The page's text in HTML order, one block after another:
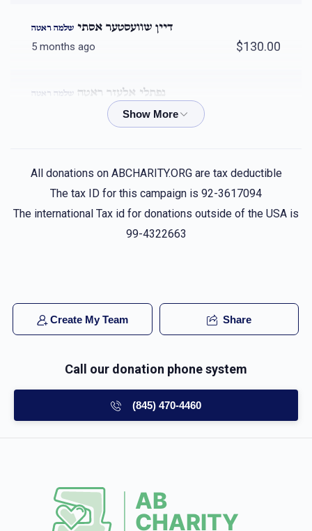
דיין שוועסטער אסתי שלמה ראטה
5 months ago $130.00
נפתלי אלעזר ראטה שלמה ראטה
5 months ago $50.00
$18.00
5 months ago $72.00
All donations on ABCHARITY.ORG are tax deductible
The tax ID for this campaign is 92-3617094
The international Tax id for donations outside of the USA is
99-4322663
Create My Team Share
Call our donation phone system
(845) 470-4460